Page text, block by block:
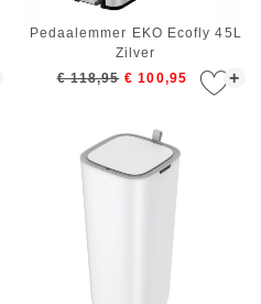
+
Pedaalemmer EKO Ecofly 45L
Zilver
€ 118,95 € 100,95